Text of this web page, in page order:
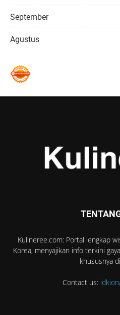
September
Agustus
Kulineree.com: Portal lengkap
Korea, menyajikan info terkini
khususnya
Contact us: